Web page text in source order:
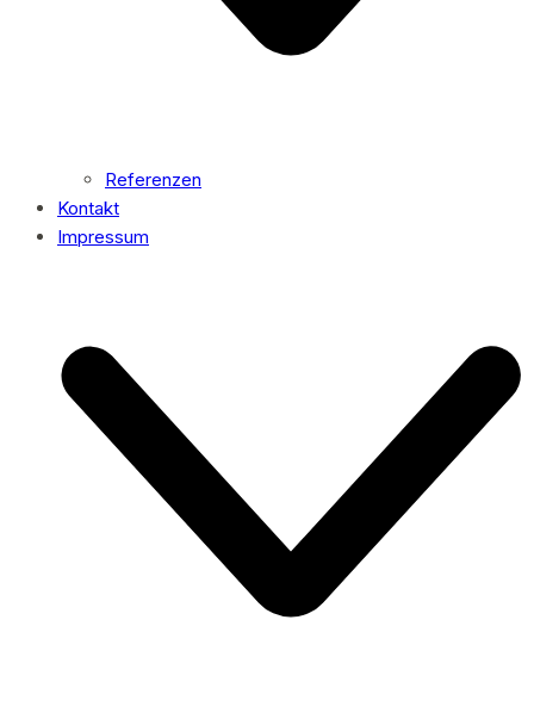
Referenzen
Kontakt
Impressum